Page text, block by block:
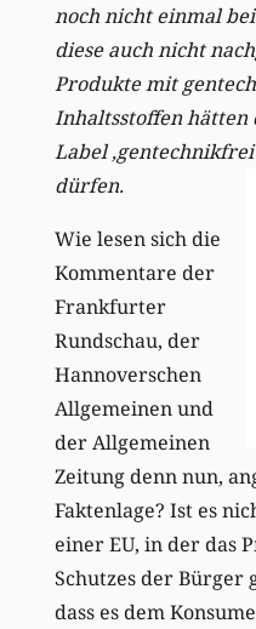
noch nicht einmal
diese auch nicht
Produkte mit
Inhaltsstoffen hätten
Label
dürfen.
Wie lesen sich die
Kommentare der
Frankfurter
Rundschau, der
Hannoverschen
Allgemeinen und
der Allgemeinen
Zeitung denn nun,
Faktenlage? Ist es
einer EU, in der das
Schutzes der Bürger
dass es dem